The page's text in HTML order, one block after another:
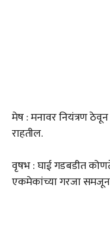
मेष : मनावर नियंत्रण ठेवून
राहतील.
वृषभ : घाई गडबडीत
एकमेकांच्या गरजा समजून